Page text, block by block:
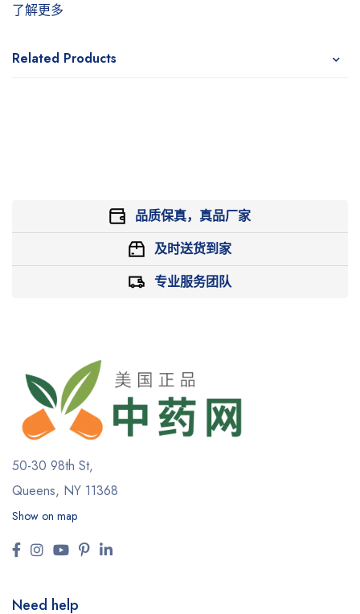
了解更多
Related Products
品质保真，真品厂家
及时送货到家
专业服务团队
50-30 98th St,
Queens, NY 11368
Show on map
Need help